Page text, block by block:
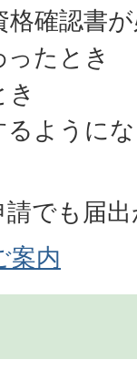
格確認書
たとき
るように
請でも届
案内